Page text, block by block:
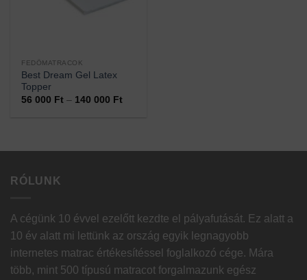
FEDŐMATRACOK
Best Dream Gel Latex
Topper
56 000 Ft – 140 000 FtÁrtartomány:
RÓLUNK
A cégünk 10 évvel ezelőtt kezdte el pályafutását. Ez alatt a
10 év alatt mi lettünk az ország egyik legnagyobb
internetes matrac értékesítéssel foglalkozó cége. Mára
több, mint 500 típusú matracot forgalmazunk egész